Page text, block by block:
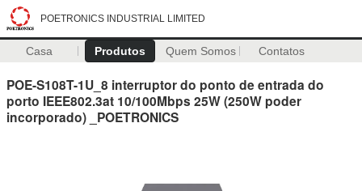
POETRONICS INDUSTRIAL LIMITED
Casa Produtos Quem Somos Contatos
POE-S108T-1U_8 interruptor do ponto de entrada do
porto IEEE802.3at 10/100Mbps 25W (250W poder
incorporado) _POETRONICS